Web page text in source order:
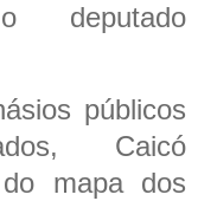
deputado
públicos
Caicó
mapa dos